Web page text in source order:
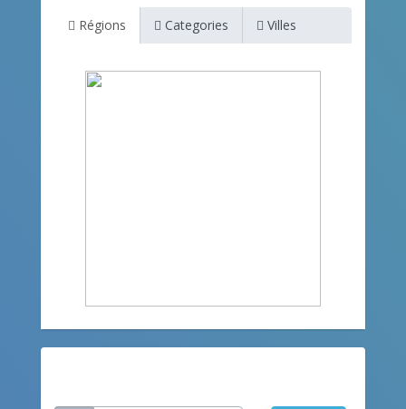
Régions Categories Villes